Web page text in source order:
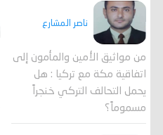
ناصر المشارع
من مواثيق الأمين والمأمون إلى
اتفاقية مكة مع تركيا : هل
يحمل التحالف التركي خنجراً
مسموماً؟